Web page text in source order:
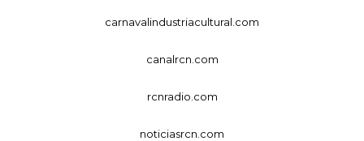
carnavalindustriacultural.com
canalrcn.com
rcnradio.com
noticiasrcn.com